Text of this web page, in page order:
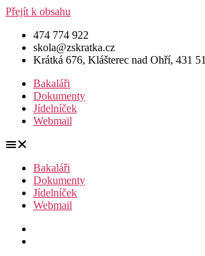
Přejít k obsahu
474 774 922
skola@zskratka.cz
Krátká 676, Klášterec nad Ohří, 431 51
Bakaláři
Dokumenty
Jídelníček
Webmail
Bakaláři
Dokumenty
Jídelníček
Webmail